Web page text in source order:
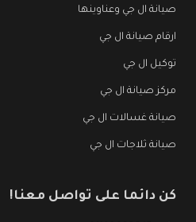
صيانة ال جي وعناوينها
ارقام صيانة ال جي
توكيل ال جي
مركز صيانة ال جي
صيانة غسالات ال جي
صيانة ثلاجات ال جي
كن دائما على تواصل معنا!